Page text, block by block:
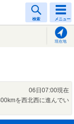
検索 メニュー
現在地
06日07:00現在
を西北西に進んでい